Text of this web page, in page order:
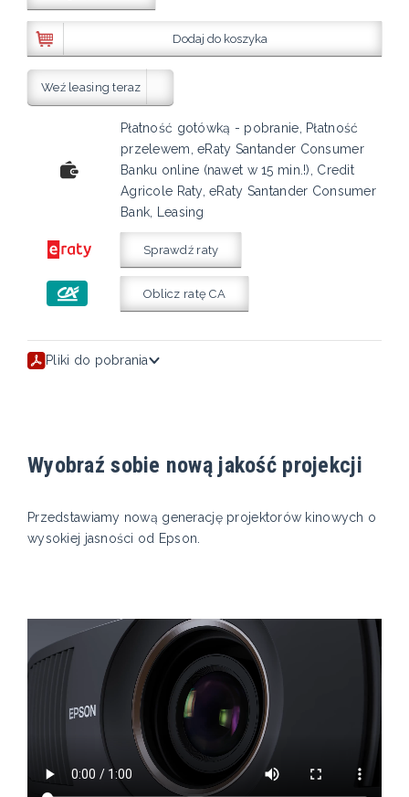
Dodaj do koszyka
Weź leasing teraz
Płatność gotówką - pobranie, Płatność
przelewem, eRaty Santander Consumer
Banku online (nawet w 15 min.!), Credit
Agricole Raty, eRaty Santander Consumer
Bank, Leasing
Sprawdź raty
Oblicz ratę CA
Pliki do pobrania
Wyobraź sobie nową jakość projekcji
Przedstawiamy nową generację projektorów kinowych o
wysokiej jasności od Epson.